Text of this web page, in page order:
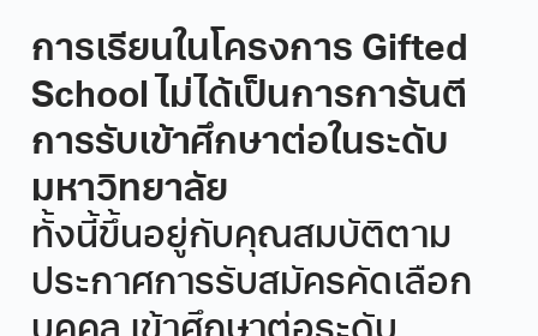
การเรียนในโครงการ Gifted
School ไม่ได้เป็นการการันตี
การรับเข้าศึกษาต่อในระดับ
มหาวิทยาลัย
ทั้งนี้ขึ้นอยู่กับคุณสมบัติตาม
ประกาศการรับสมัครคัดเลือก
Composition) เพื่อเพิ่มความสมจริงสวยงามให้กับ
เกมด้วยโปรแกรม Blender
Having Fun with Game Design
เรียนรู้หลักการและแนวคิดในการออกแบบเกม
(Game Design) ศึกษาการสร้างบรรยากาศและมิติ
การเล่นในเกม 2 มิติ (Atmospheric 2D Game
Design) รวมถึงการออกแบบระดับด่าน (Level
Design) เพื่อสร้างกลไกเกมที่สนุกสนานและน่าสนใจ
Unity Game